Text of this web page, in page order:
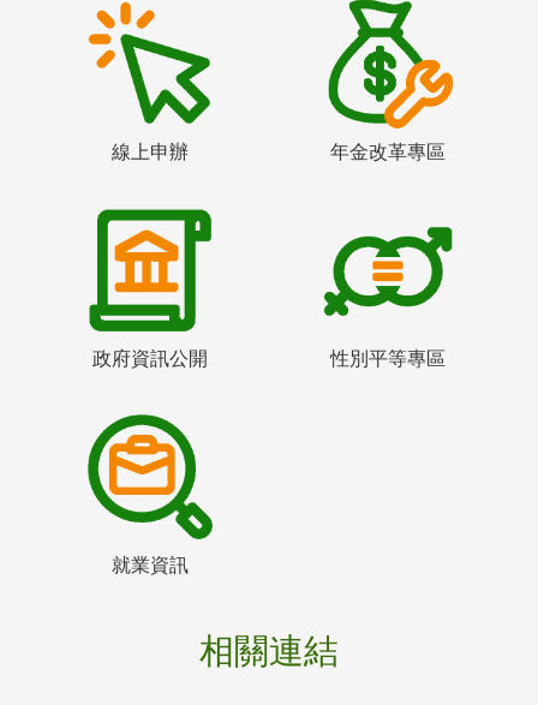
線上申辦 年金改革專區
政府資訊公開 性別平等專區
就業資訊
相關連結